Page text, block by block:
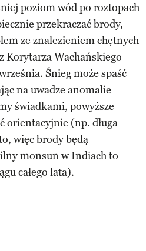
poziom wód po roztopach
przekraczać brody,
ze znalezieniem chętnych
Korytarza Wachańskiego
Śnieg może spaść
na uwadze anomalie
świadkami, powyższe
orientacyjnie (np. długa
więc brody będą
monsun w Indiach to
całego lata).